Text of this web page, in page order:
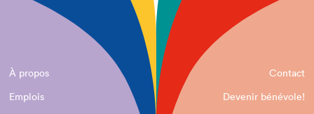
À propos
Contact
Emplois
Devenir bénévole!